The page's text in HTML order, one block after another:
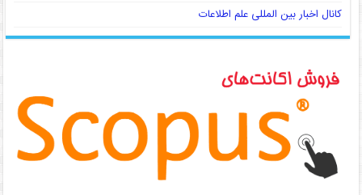
کانال اخبار بین المللی علم اطلاعات